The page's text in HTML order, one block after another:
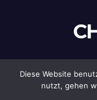
Stolz präsentiert
Diese Website
nutzt, gehen